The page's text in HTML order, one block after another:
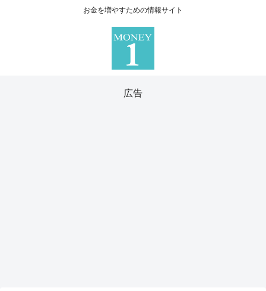
お金を増やすための情報サイト
広告